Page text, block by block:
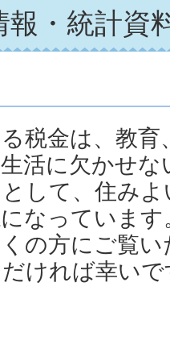
・統計資
税金は、教育
活に欠かせ
して、住み
なっています
の方にご覧い
ければ幸いで